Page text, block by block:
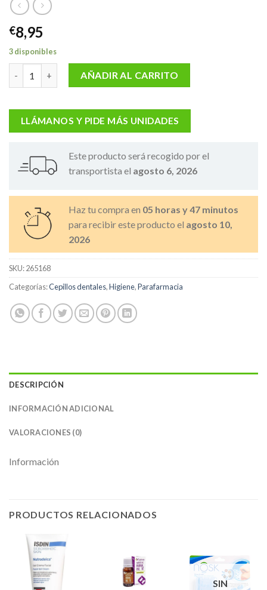
€8,95
3 disponibles
Cepillo dental adulto vitis suave duplo cantidad
AÑADIR AL CARRITO
LLÁMANOS Y PIDE MÁS UNIDADES
Este producto será recogido por el
transportista el agosto 6, 2026
Haz tu compra en 05 horas y 47 minutos
para recibir este producto el agosto 10,
2026
SKU:265168
Categorías:Cepillos dentales,Higiene,Parafarmacia
DESCRIPCIÓN
INFORMACIÓN ADICIONAL
VALORACIONES (0)
Información
PRODUCTOS RELACIONADOS
SIN